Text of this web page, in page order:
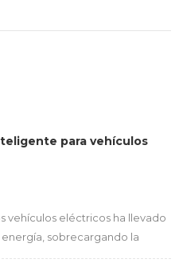
para vehículos
vehículos eléctricos ha llevado
sobrecargando la
la carga inteligente de